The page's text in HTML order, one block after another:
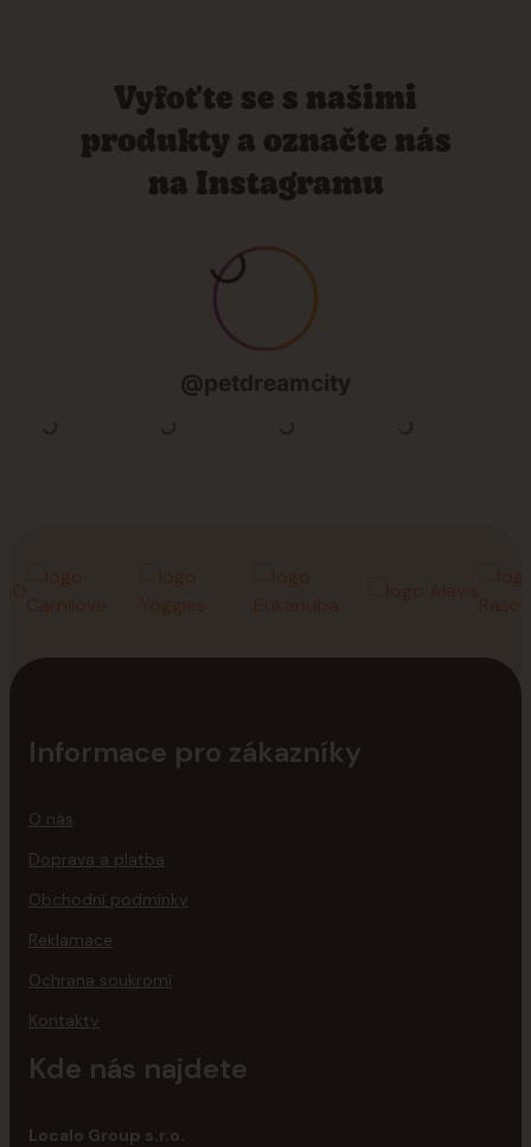
Informace pro zákazníky
O nás
Doprava a platba
Obchodní podmínky
Reklamace
Ochrana soukromí
Kontakty
Kde nás najdete
Localo Group s.r.o.
Vyfoťte se s našimi
produkty a označte nás
na Instagramu